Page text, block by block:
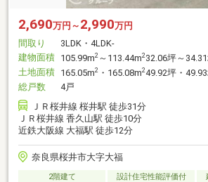
2,690万円～ 2,990万円
間取り
3LDK・4LDK-
建物面積 105.99m2 ～113.44m232.06坪～
土地面積 165.05m2 ・165.08m249.92坪・
総戸数
4戸
ＪＲ桜井線 桜井駅 徒歩31分
ＪＲ桜井線 香久山駅 徒歩10分
近鉄大阪線 大福駅 徒歩12分
奈良県桜井市大字大福
2階建て 設計住宅性能評価付